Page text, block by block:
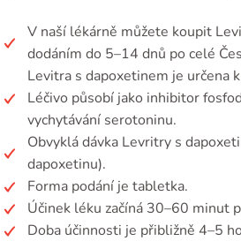
V naší lékárně můžete koupit
dodáním do 5–14 dnů po celé
Levitra s dapoxetinem je určena
Léčivo působí jako inhibitor
vychytávání serotoninu.
Obvyklá dávka Levritry s
dapoxetinu).
Forma podání je tabletka.
Účinek léku začíná 30–60 minut
Doba účinnosti je přibližně 4–5